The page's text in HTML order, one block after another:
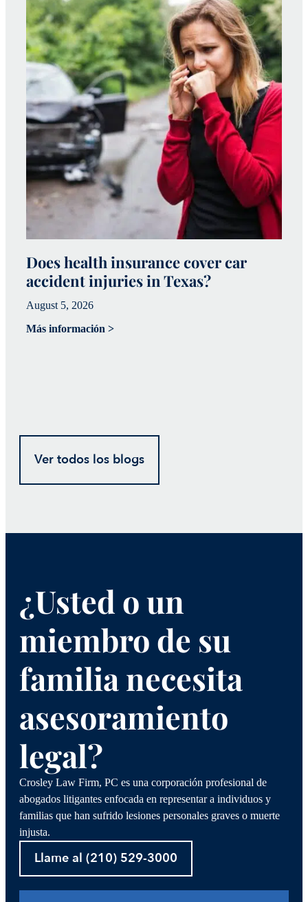
Does health insurance cover car
accident injuries in Texas?
August 5, 2026
Más información >
Ver todos los blogs
¿Usted o un
miembro de su
familia necesita
asesoramiento
legal?
Crosley Law Firm, PC es una corporación profesional de
abogados litigantes enfocada en representar a individuos y
familias que han sufrido lesiones personales graves o muerte
injusta.
Llame al (210) 529-3000